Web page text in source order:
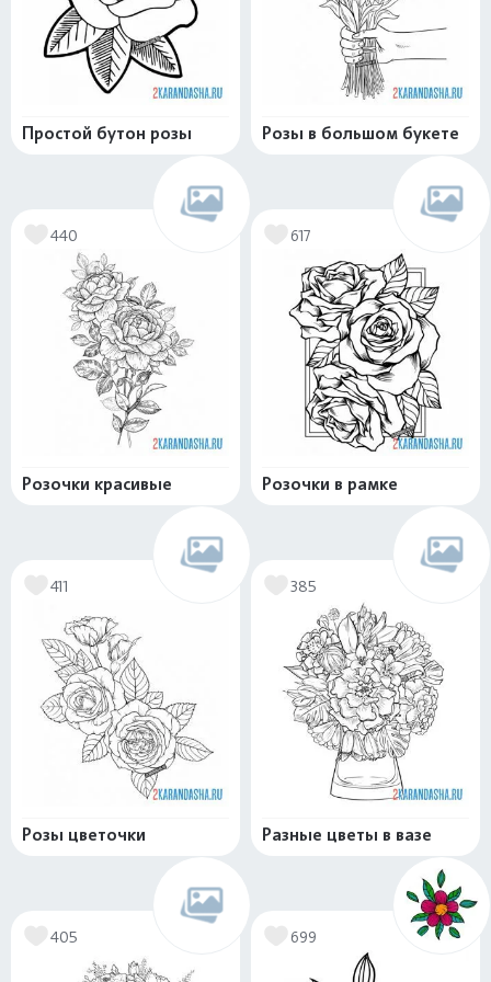
Простой бутон розы Розы в большом букете
440
Розочки красивые
617
Розочки в рамке
411
Розы цветочки
385
Разные цветы в вазе
405 699